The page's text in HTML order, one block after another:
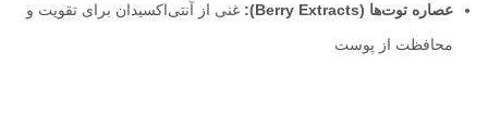
عصاره توت‌ها (Berry Extracts):
غنی از آنتی‌اکسیدان برای تقویت و
محافظت از پوست